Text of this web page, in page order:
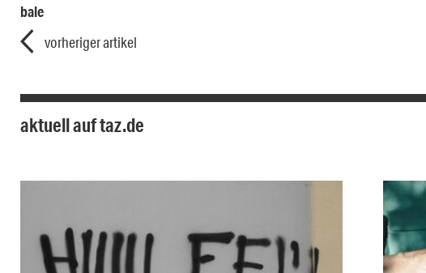
bale
vorheriger artikel
aktuell auf taz.de